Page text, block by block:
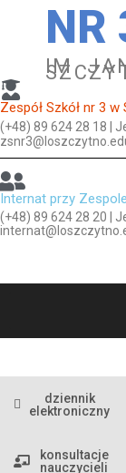
NR
IM.
Zespół Szkół nr 3 w
(+48) 89 624 28 18 |
Internat przy
(+48) 89 624 28 20 |
dziennik
elektroniczny
konsultacje
nauczycieli